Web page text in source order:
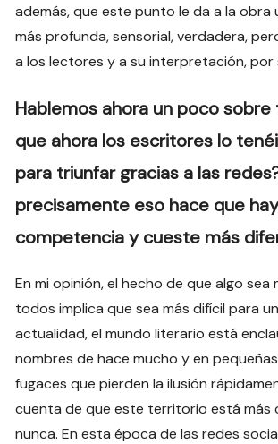
además, que este punto le da a la obra
más profunda, sensorial, verdadera,
a los lectores y a su interpretación, por
Hablemos ahora un poco sobre
que ahora los escritores lo
para triunfar gracias a las
precisamente eso hace que
competencia y cueste más
En mi opinión, el hecho de que algo sea
todos implica que sea más difícil para
actualidad, el mundo literario está
nombres de hace mucho y en
fugaces que pierden la ilusión
cuenta de que este territorio está más
nunca. En esta época de las redes